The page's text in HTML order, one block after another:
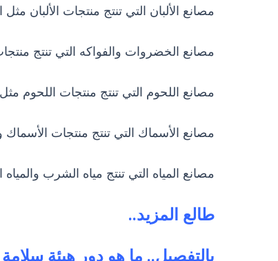
مصانع الألبان التي تنتج منتجات الألبان
مصانع الخضروات والفواكه التي تنتج
مصانع اللحوم التي تنتج منتجات اللحوم
مصانع الأسماك التي تنتج منتجات الأسماك
مصانع المياه التي تنتج مياه الشرب والمياه
طالع المزيد..
بالتفصيل.. ما هو دور هيئة سلامة